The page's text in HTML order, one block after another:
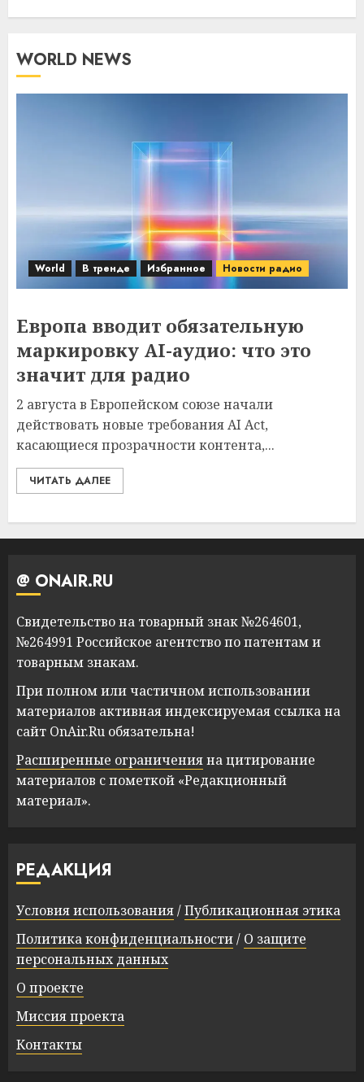
WORLD NEWS
World В тренде Избранное Новости радио
Европа вводит обязательную
маркировку AI-аудио: что это
значит для радио
2 августа в Европейском союзе начали
действовать новые требования AI Act,
касающиеся прозрачности контента,...
ЧИТАТЬ ДАЛЕЕ
@ ONAIR.RU
Свидетельство на товарный знак №264601,
№264991 Российское агентство по патентам и
товарным знакам.
При полном или частичном использовании
материалов активная индексируемая ссылка на
сайт OnAir.Ru обязательна!
Расширенные ограниченияна цитирование
материалов с пометкой «Редакционный
материал».
РЕДАКЦИЯ
Условия использования/Публикационная этика
Политика конфиденциальности/ О защите
персональных данных
О проекте
Миссия проекта
Контакты